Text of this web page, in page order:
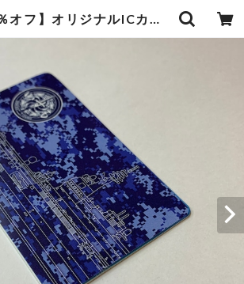
【25％オフ】オリジナルICカードステッカー(2枚セット) 【海上自衛隊】「護衛艦いずも」Model | sweetmall